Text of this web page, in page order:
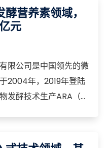
类，广泛应用于复杂性
获得性肺炎等重大临床
营养素领域，
元
限公司是中国领先的微
2004年，2019年登陆
发酵技术生产ARA（花
儿配方奶粉、健康食